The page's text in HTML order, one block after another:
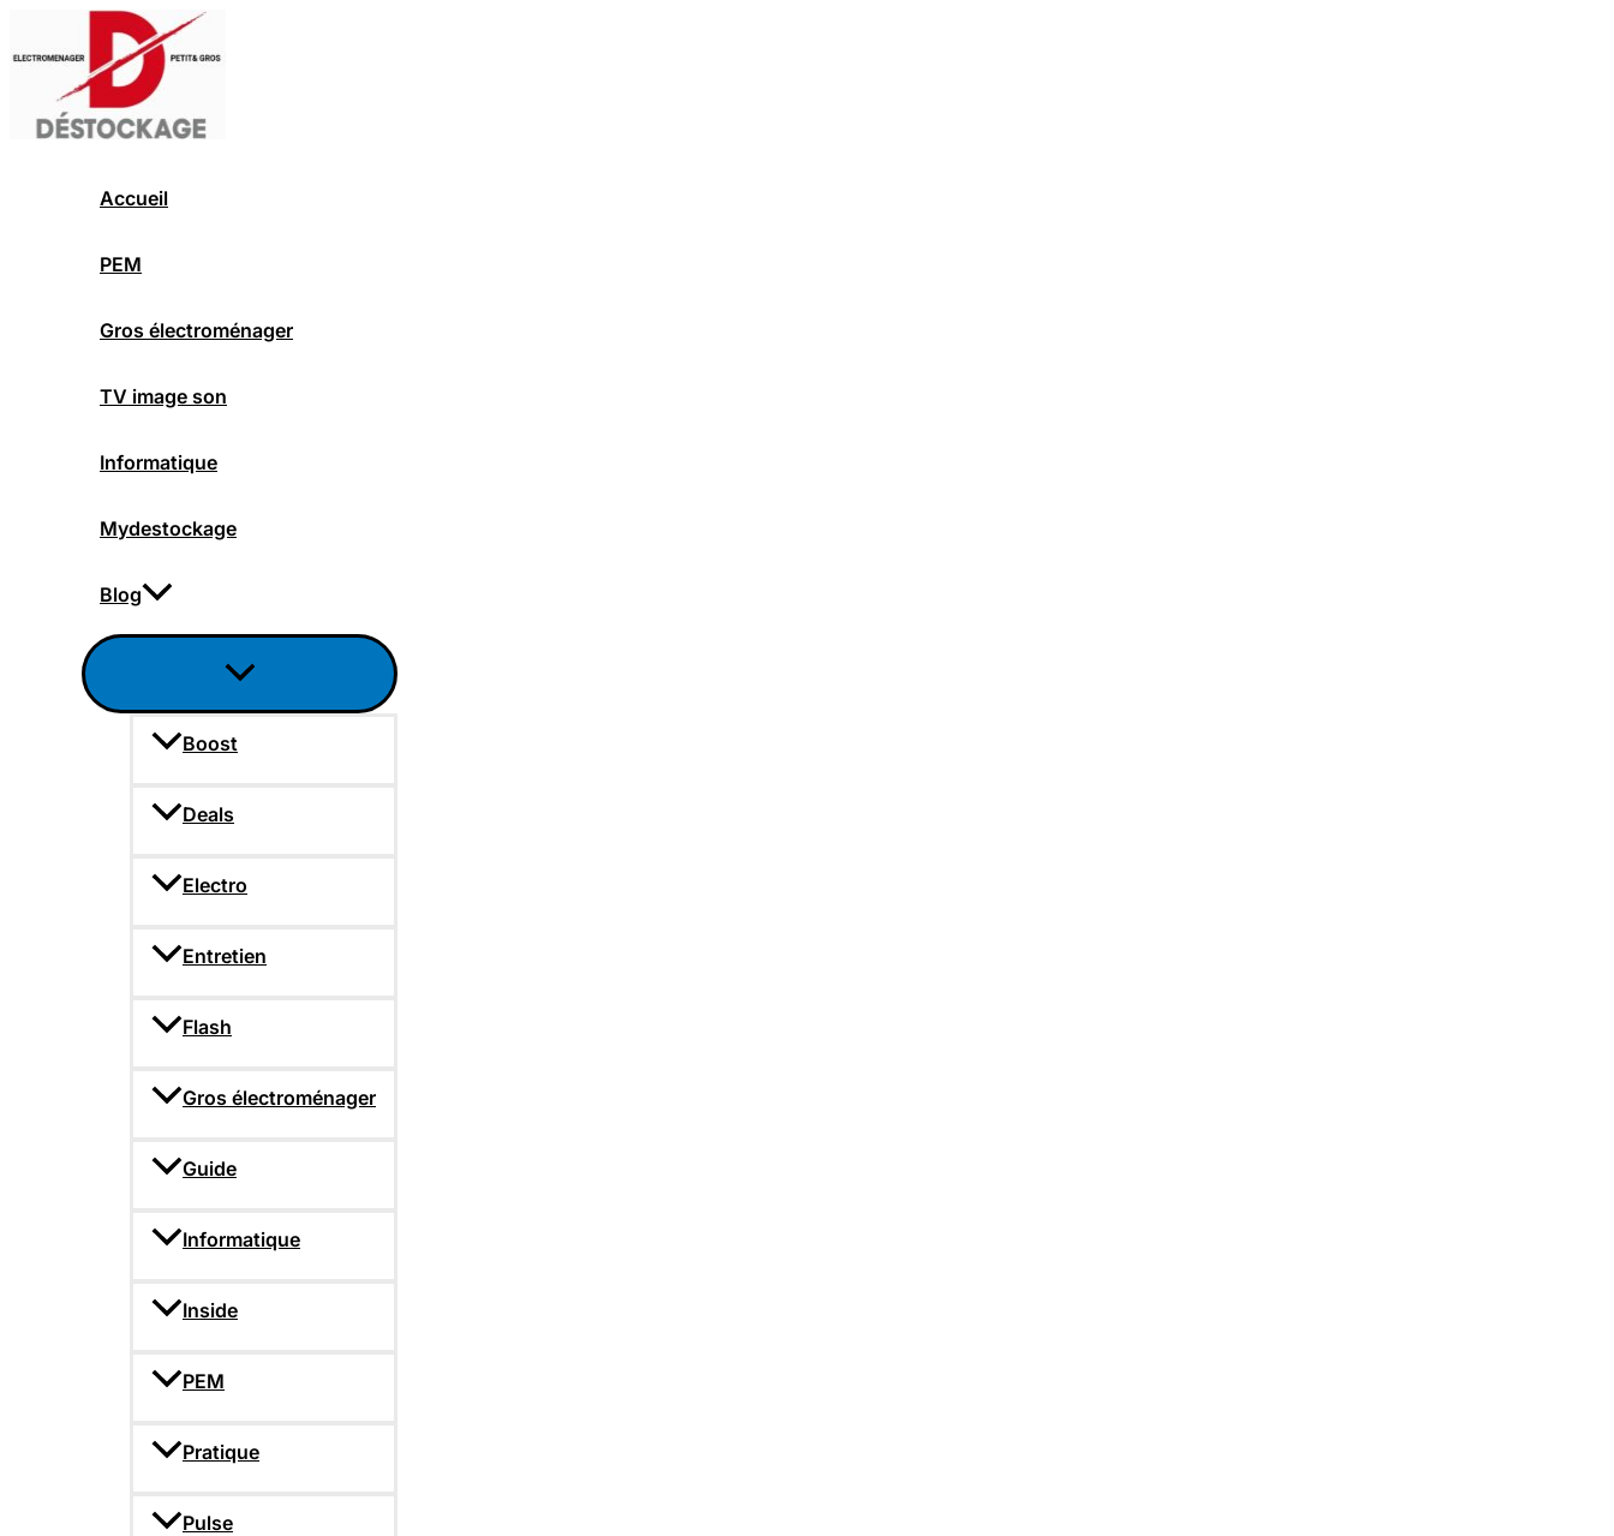
au
contenu
Accueil
PEM
Gros électroménager
TV image son
Informatique
Mydestockage
Blog
Boost
Deals
Electro
Entretien
Flash
Gros électroménager
Guide
Informatique
Inside
PEM
Pratique
Pulse